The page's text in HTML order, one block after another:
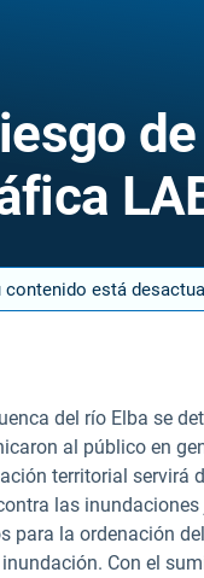
está
del río Elba se
al público en
territorial servirá
las
para la ordenación
Con el